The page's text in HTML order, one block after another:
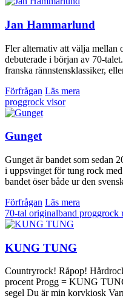
Jan Hammarlund
Fler alternativ att välja mellan
debuterade i början av 70-
franska rännstensklassiker,
Förfrågan Läs mera
proggrock visor
Gunget
Gunget är bandet som sedan
i uppsvinget för tung rock
bandet öser både ur den
Förfrågan Läs mera
70-tal originalband proggrock
KUNG TUNG
Countryrock! Råpop!
procent Progg = KUNG
segel Du är min korvkiosk